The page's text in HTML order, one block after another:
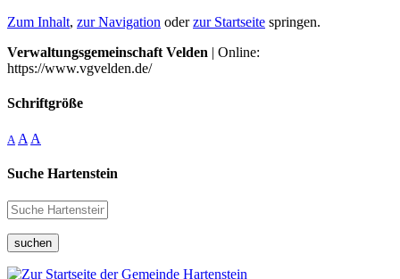
Zum Inhalt, zur Navigation oderzur Startseite springen.
Verwaltungsgemeinschaft Velden | Online:
https://www.vgvelden.de/
Schriftgröße
A A A
Suche Hartenstein
suchen